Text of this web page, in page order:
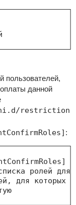
пользователей,
данной
restriction
:
ролей для
для которых